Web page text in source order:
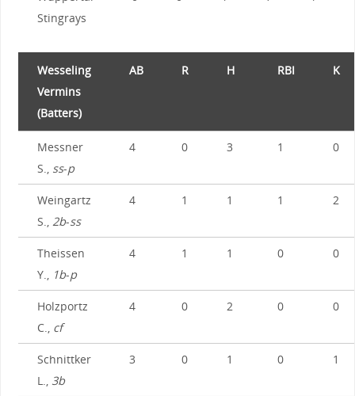
Stingrays
Wesseling
Vermins
(Batters)
AB R H RBI K
Messner
S., ss-p
4 0 3 1 0
Weingartz
S., 2b-ss
4 1 1 1 2
Theissen
Y.,
1b-p
4 1 1 0 0
Holzportz
C., cf
4 0 2 0 0
Schnittker
L., 3b
3 0 1 0 1